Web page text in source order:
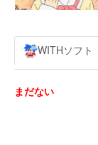
WITHソフト
まだない